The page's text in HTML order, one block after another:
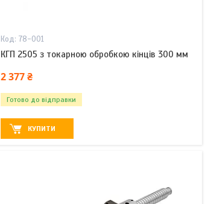
78-001
КГП 2505 з токарною обробкою кінців 300 мм
2 377 ₴
Готово до відправки
КУПИТИ